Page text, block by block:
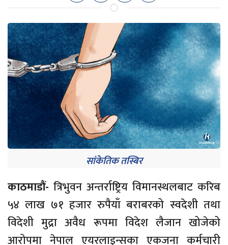
सांकेतिक तस्बिर
काठमाडौं- त्रिभुवन अन्तर्राष्ट्रिय विमानस्थलबाट करिब
५४ लाख ७१ हजार रुपैयाँ बराबरको स्वदेशी तथा
विदेशी मुद्रा अवैध रूपमा विदेश लैजान खोजेको
आरोपमा नेपाल एयरलाइन्सका एकजना कर्मचारी